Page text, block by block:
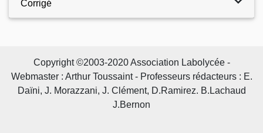
Corrigé
Copyright ©2003-2020 Association Labolycée -
Webmaster : Arthur Toussaint - Professeurs rédacteurs : E.
Daïni, J. Morazzani, J. Clément, D.Ramirez. B.Lachaud
J.Bernon